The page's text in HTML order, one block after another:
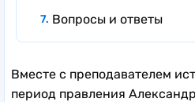
Вопросы и ответы
Вместе с преподавателем
период правления